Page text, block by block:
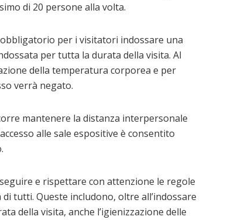
di 20 persone alla volta.
per i visitatori indossare una
per tutta la durata della visita. Al
della temperatura corporea e per
verrà negato.
mantenere la distanza interpersonale
alle sale espositive è consentito
e rispettare con attenzione le regole
tutti. Queste includono, oltre all’indossare
della visita, anche l’igienizzazione delle